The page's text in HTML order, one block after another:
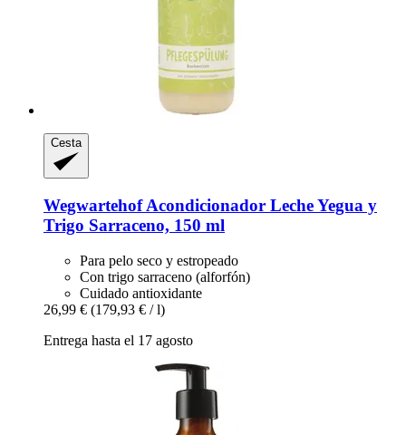
Cesta
WegwartehofAcondicionador Leche Yegua y
Trigo Sarraceno, 150 ml
Para pelo seco y estropeado
Con trigo sarraceno (alforfón)
Cuidado antioxidante
26,99 € (179,93 € / l)
Entrega hasta el 17 agosto